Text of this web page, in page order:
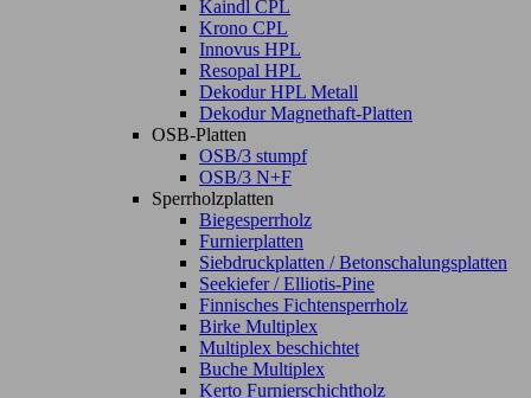
Kaindl CPL
Krono CPL
Innovus HPL
Resopal HPL
Dekodur HPL Metall
Dekodur Magnethaft-Platten
OSB-Platten
OSB/3 stumpf
OSB/3 N+F
Sperrholzplatten
Biegesperrholz
Furnierplatten
Siebdruckplatten / Betonschalungsplatten
Seekiefer / Elliotis-Pine
Finnisches Fichtensperrholz
Birke Multiplex
Multiplex beschichtet
Buche Multiplex
Kerto Furnierschichtholz